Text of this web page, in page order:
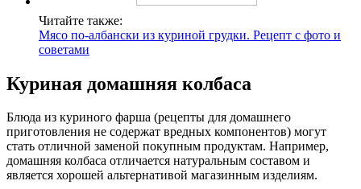
Читайте также:
Мясо по-албански из куриной грудки. Рецепт с фото и
советами
Куриная домашняя колбаса
Блюда из куриного фарша (рецепты для домашнего
приготовления не содержат вредных компонентов) могут
стать отличной заменой покупным продуктам. Например,
домашняя колбаса отличается натуральным составом и
является хорошей альтернативой магазинным изделиям.